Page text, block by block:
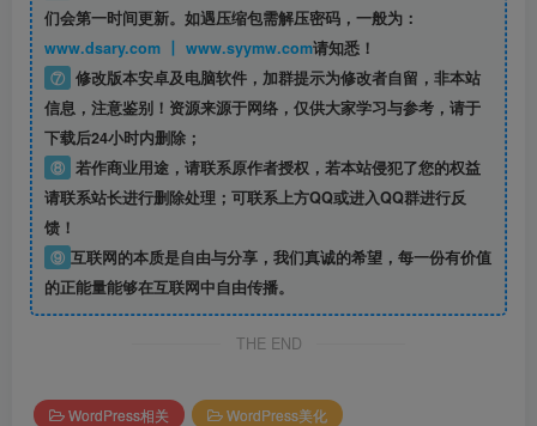
们会第一时间更新。如遇压缩包需解压密码，一般为：
www.dsary.com 丨 www.syymw.com请知悉！
⑦ 修改版本安卓及电脑软件，加群提示为修改者自留， 非本站
信息，注意鉴别！资源来源于网络，仅供大家学习与参考，请于
下载后24小时内删除；
⑧ 若作商业用途，请联系原作者授权，若本站侵犯了您的权益
请联系站长进行删除处理；可联系上方QQ或进入QQ群进行反
馈！
⑨ 互联网的本质是自由与分享，我们真诚的希望，每一份有价值
的正能量能够在互联网中自由传播。
THE END
WordPress相关
WordPress美化